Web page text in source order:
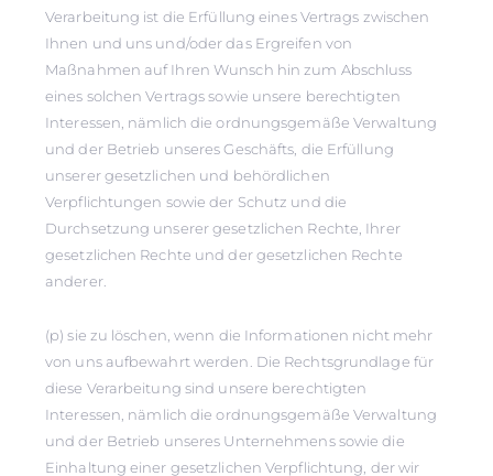
Verarbeitung ist die Erfüllung eines Vertrags zwischen
Ihnen und uns und/oder das Ergreifen von
Maßnahmen auf Ihren Wunsch hin zum Abschluss
eines solchen Vertrags sowie unsere berechtigten
Interessen, nämlich die ordnungsgemäße Verwaltung
und der Betrieb unseres Geschäfts, die Erfüllung
unserer gesetzlichen und behördlichen
Verpflichtungen sowie der Schutz und die
Durchsetzung unserer gesetzlichen Rechte, Ihrer
gesetzlichen Rechte und der gesetzlichen Rechte
anderer.
(p) sie zu löschen, wenn die Informationen nicht mehr
von uns aufbewahrt werden. Die Rechtsgrundlage für
diese Verarbeitung sind unsere berechtigten
Interessen, nämlich die ordnungsgemäße Verwaltung
und der Betrieb unseres Unternehmens sowie die
Einhaltung einer gesetzlichen Verpflichtung, der wir